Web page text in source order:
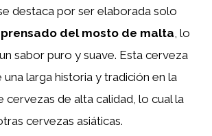
destaca por ser elaborada solo
del mosto de malta , lo
sabor puro y suave. Esta cerveza
una larga historia y tradición en la
cervezas de alta calidad, lo cual la
cervezas asiáticas.